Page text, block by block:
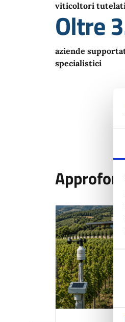
del
viticoltori
Oltre
aziende
specialistici